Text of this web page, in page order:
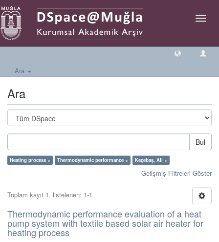
Geçiş
Ara
Ara
Bul
Heating process × Thermodynamic performance × Keçebaş, Ali ×
Gelişmiş Filtreleri Göster
Toplam kayıt 1, listelenen: 1-1
Thermodynamic performance evaluation of a heat
pump system with textile based solar air heater for
heating process